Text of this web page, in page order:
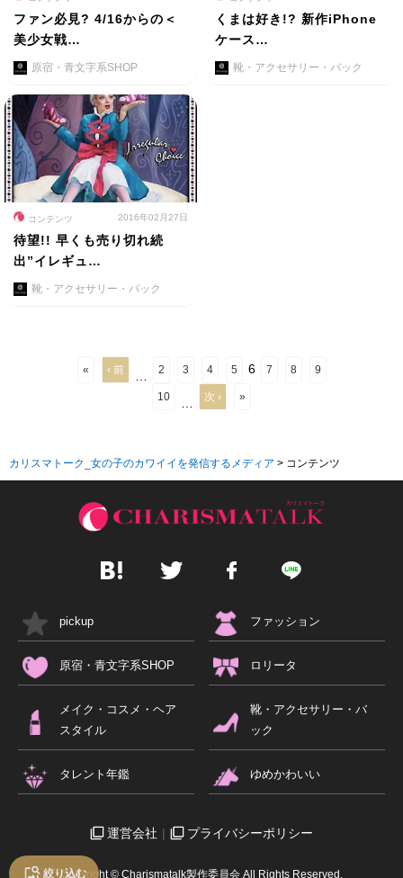
絞り込む
ファン必見? 4/16からの＜
美少女戦…
原宿・青文字系SHOP
くまは好き!? 新作iPhone
ケース…
靴・アクセサリー・バック
コンテンツ 2016年02月27日
待望!! 早くも売り切れ続
出”イレギュ…
靴・アクセサリー・バック
« ‹ 前 2 3 4 5 6 7 8 9
10 次 › »
カリスマトーク_女の子のカワイイを発信するメディア > コンテンツ
pickup ファッション
原宿・青文字系SHOP ロリータ
メイク・コスメ・ヘア
スタイル
靴・アクセサリー・バ
ック
タレント年鑑 ゆめかわいい
運営会社 プライバシーポリシー
Copyright © Charismatalk製作委員会 All Rights Reserved.